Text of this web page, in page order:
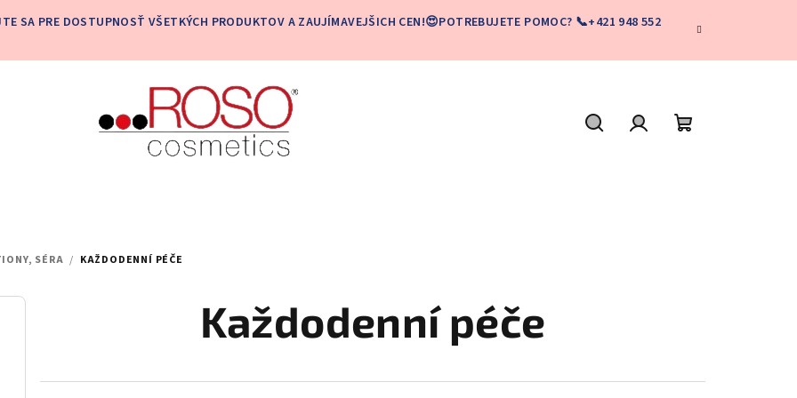
SA PRE DOSTUPNOSŤ VŠETKÝCH PRODUKTOV A ZAUJÍMAVEJŠICH CEN!😍POTREBUJETE POMOC? 📞+421 948 552
SÉRA / KAŽDODENNÍ PÉČE
Každodenní péče